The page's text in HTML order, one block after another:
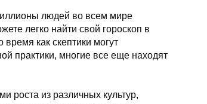
людей во всем мире
легко найти свой гороскоп в
как скептики могут
практики, многие все еще находят
роста из различных культур,